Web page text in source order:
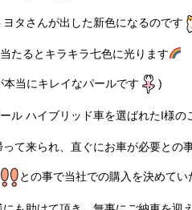
タさんが出した新色になるのです
たるとキラキラ七色に光ります
当にキレイなパールです )
ル ハイブリッド車を選ばれたI様の
て来られ、直ぐにお車が必要と
との事で当社での購入を決めてい